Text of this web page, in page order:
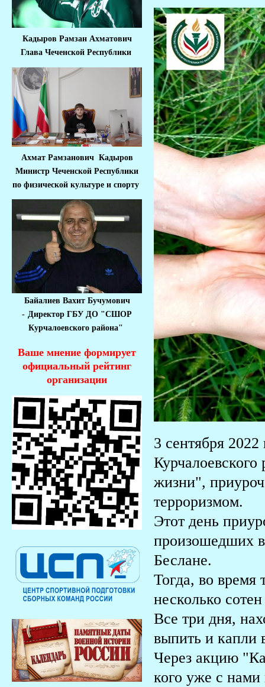
Кадыров Рамзан Ахматович
Глава Чеченской Республики
Ахмат Рамзанович Кадыров
Министр Чеченской Республики
по физической культуре и спорту
Байалиев Вахит Бучумович
- Директор ГБУ ДО "СШОР
Курчалоевского района"
Ваше мнение формирует
официальный рейтинг
организации
3 сентября
жизни",
терроризмом.
Этот день
произошедших в
Беслане.
Тогда, во время
несколько
Все три дня,
выпить и капли
Через акцию
кого уже с нами